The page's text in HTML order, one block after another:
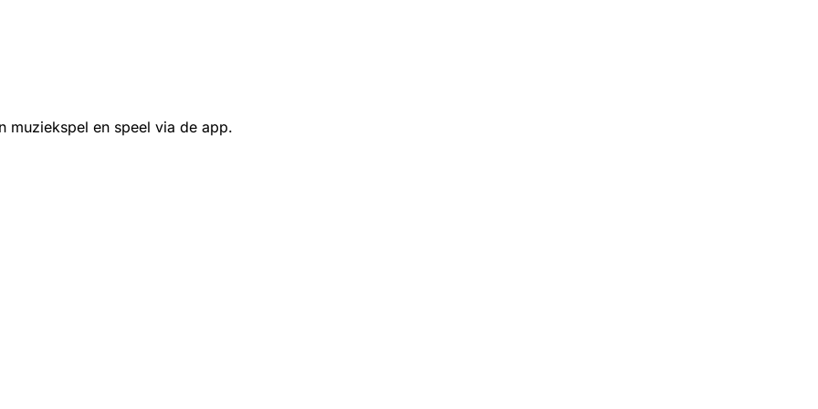
muziekspel en speel via de app.